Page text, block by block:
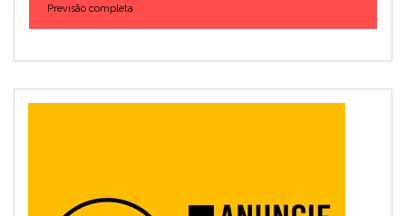
Previsão completa